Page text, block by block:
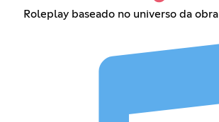
Roleplay baseado no universo da obra